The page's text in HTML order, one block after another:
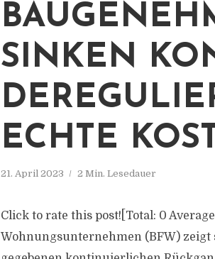
SINKEN
ECHTE
21. April 2023 2 Min. Lesedauer
Click to rate this post![Total: 0
Wohnungsunternehmen (BFW) zeigt